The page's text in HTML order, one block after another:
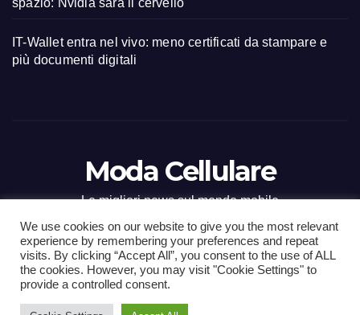
spazio: Nvidia sarà il cervello
IT-Wallet entra nel vivo: meno certificati da stampare e
più documenti digitali
Moda Cellulare
Le migliori news sul mondo mobile
Proudly powered by WordPress| Tema: Newsup diThemeansar
We use cookies on our website to give you the most relevant
experience by remembering your preferences and repeat
visits. By clicking “Accept All”, you consent to the use of ALL
the cookies. However, you may visit "Cookie Settings" to
provide a controlled consent.